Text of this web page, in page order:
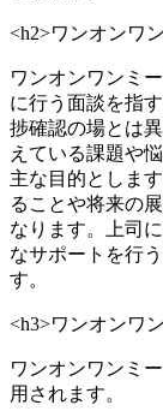
<h2>ワンオンワ
ワンオンワンミ
に行う面談を指
捗確認の場とは
えている課題や
主な目的としま
ることや将来の
なります。上司
なサポートを行
す。
<h3>ワンオンワ
ワンオンワンミ
用されます。